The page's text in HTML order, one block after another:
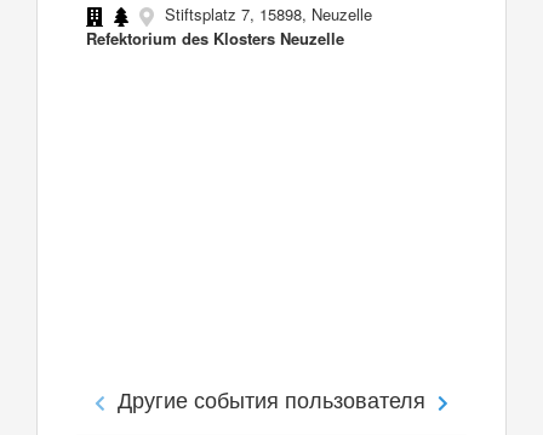
Stiftsplatz 7, 15898, Neuzelle
Refektorium des Klosters Neuzelle
Другие события пользователя